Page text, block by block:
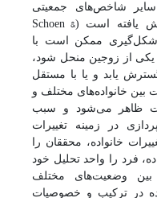
شاخص‌های جمعیتی
یافته است (
Schoen &
شکل‌گیری ممکن است با
از زوجین منحل شود،
یابد و یا با مستقل
بین خانواده‌های مختلف و
ظاهر می‌شود و سبب
در زمینه تغییرات
خانواده، محققان را
فرد را واحد تحلیل خود
بین وضعیت‌های مختلف
در ترکیب و خصوصیات